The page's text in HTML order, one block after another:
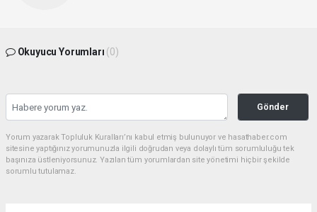
Okuyucu Yorumları (0)
Gönder
Yorum yazarak Topluluk Kuralları’nı kabul etmiş bulunuyor ve hasathaber.com
sitesine yaptığınız yorumunuzla ilgili doğrudan veya dolaylı tüm sorumluluğu tek
başınıza üstleniyorsunuz. Yazılan tüm yorumlardan site yönetimi hiçbir şekilde
sorumlu tutulamaz.